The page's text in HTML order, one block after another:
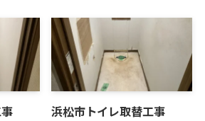
浜松市トイレ取替工事